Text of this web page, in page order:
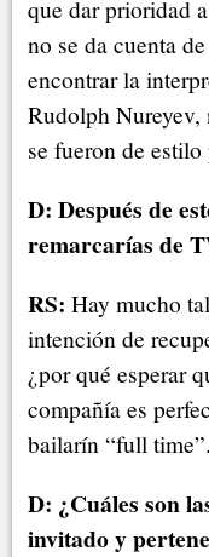
que dar prioridad
no se da cuenta
encontrar la
Rudolph
se fueron de
D: Después de
remarcarías de
RS: Hay mucho
intención de
¿por qué esperar
compañía es
bailarín “full time”.
D: ¿Cuáles son
invitado y